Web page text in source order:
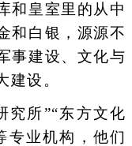
和皇室里的从中
和白银，源源不
事建设、文化与
建设。
所”“东方文化
专业机构，他们